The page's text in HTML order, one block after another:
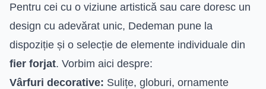
Pentru cei cu o viziune artistică sau care doresc un
design cu adevărat unic, Dedeman pune la
dispoziție și o selecție de elemente individuale din
fier forjat. Vorbim aici despre:
Vârfuri decorative: Sulițe, globuri, ornamente